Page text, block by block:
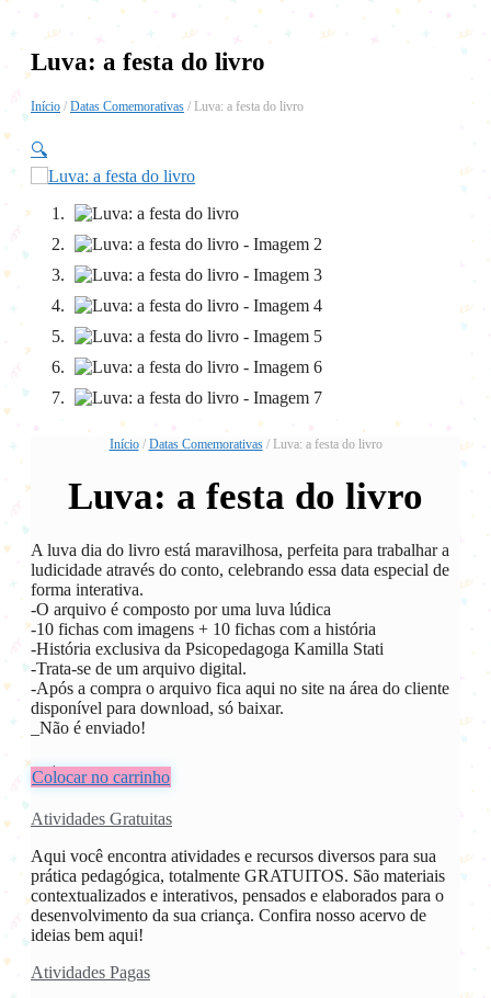
Luva: a festa do livro
Início / Datas Comemorativas / Luva: a festa do livro
🔍
Início/ Datas Comemorativas/ Luva: a festa do livro
Luva: a festa do livro
A luva dia do livro está maravilhosa, perfeita para trabalhar a
ludicidade através do conto, celebrando essa data especial de
forma interativa.
-️O arquivo é composto por uma luva lúdica
️-10 fichas com imagens + 10 fichas com a história
-️História exclusiva da Psicopedagoga Kamilla Stati
️-Trata-se de um arquivo digital.
-Após a compra o arquivo fica aqui no site na área do cliente
disponível para download, só baixar.
_Não é enviado!
R$6,00
Colocar no carrinho
Atividades Gratuitas
Aqui você encontra atividades e recursos diversos para sua
prática pedagógica, totalmente GRATUITOS. São materiais
contextualizados e interativos, pensados e elaborados para o
desenvolvimento da sua criança. Confira nosso acervo de
ideias bem aqui!
Atividades Pagas